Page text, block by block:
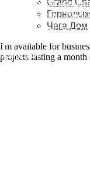
Grand
Чага Дом
I'm available for
projects lasting a month
лесом.
на
и